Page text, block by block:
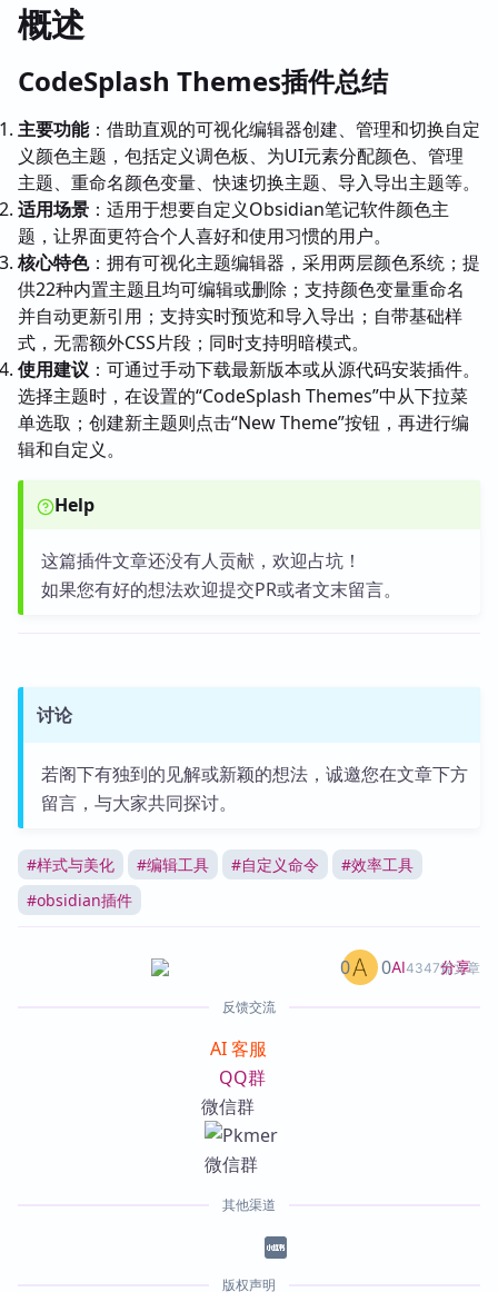
概述
CodeSplash Themes插件总结
主要功能：借助直观的可视化编辑器创建、管理和切换自定
义颜色主题，包括定义调色板、为UI元素分配颜色、管理
主题、重命名颜色变量、快速切换主题、导入导出主题等。
适用场景 ：适用于想要自定义Obsidian笔记软件颜色主
题，让界面更符合个人喜好和使用习惯的用户。
核心特色：拥有可视化主题编辑器，采用两层颜色系统；提
供22种内置主题且均可编辑或删除；支持颜色变量重命名
并自动更新引用；支持实时预览和导入导出；自带基础样
式，无需额外CSS片段；同时支持明暗模式。
使用建议 ：可通过手动下载最新版本或从源代码安装插件。
选择主题时，在设置的“CodeSplash Themes”中从下拉菜
单选取；创建新主题则点击“New Theme”按钮，再进行编
辑和自定义。
Help
这篇插件文章还没有人贡献，欢迎占坑！
如果您有好的想法欢迎提交PR或者文末留言。
讨论
若阁下有独到的见解或新颖的想法，诚邀您在文章下方
留言，与大家共同探讨。
#样式与美化 #编辑工具 #自定义命令 #效率工具
#obsidian插件
AI4347篇文章
0 0 分享
反馈交流
AI 客服
QQ群
微信群
其他渠道
版权声明